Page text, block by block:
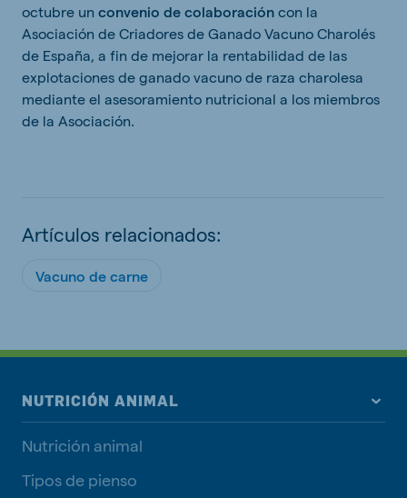
octubre un convenio de colaboración con la
Asociación de Criadores de Ganado Vacuno Charolés
de España, a fin de mejorar la rentabilidad de las
explotaciones de ganado vacuno de raza charolesa
mediante el asesoramiento nutricional a los miembros
de la Asociación.
Artículos relacionados:
Vacuno de carne
NUTRICIÓN ANIMAL
Nutrición animal
Tipos de pienso